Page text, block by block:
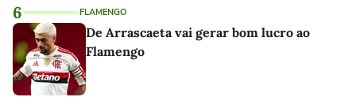
6 FLAMENGO
De Arrascaeta vai gerar bom lucro ao
Flamengo